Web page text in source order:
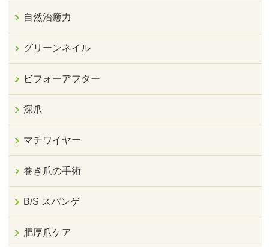
自然治癒力
グリーンネイル
ビフォーアフター
深爪
マチワイヤー
巻き爪の手術
B/S スパンゲ
肥厚爪ケア